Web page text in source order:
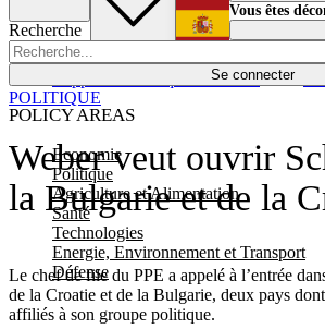
Recherche
Se connecter
POLICY AREAS
Economie
Politique
Agriculture et Alimentation
Santé
Technologies
Energie, Environnement et Transport
Défense
Économie
Español
Vous êtes
Weber veut ouvrir
la Bulgarie et de la
Le chef de file du PPE a appelé à l’entrée
de la Croatie et de la Bulgarie, deux pays
affiliés à son groupe politique.
POLITIQUE